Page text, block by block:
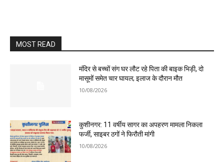
MOST READ
मंदिर से बच्चों संग घर लौट रहे पिता की बाइक भिड़ी, दो
मासूमों समेत चार घायल; इलाज के दौरान मौत
10/08/2026
कुशीनगर: 11 वर्षीय सागर का अपहरण मामला निकला
फर्जी, साइबर ठगों ने फिरौती मांगी
10/08/2026